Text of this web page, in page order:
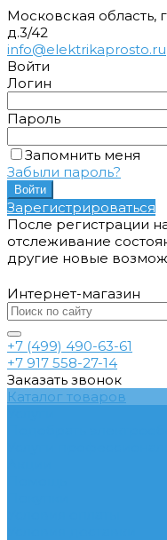
Московская область,
д.3/42
info@elektrikaprosto.ru
Войти
Логин
Пароль
Запомнить меня
Забыли пароль?
Зарегистрироваться
После регистрации
отслеживание
другие новые
Интернет-магазин
+7 (499) 490-63-61
+7 917 558-27-14
Заказать звонок
Каталог товаров